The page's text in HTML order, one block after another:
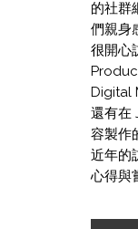
的社群
們親身
很開心
Digital
還有在
容製作
近年的
心得與